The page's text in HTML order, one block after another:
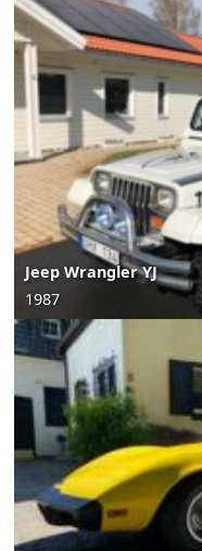
Jeep Wrangler YJ
1987